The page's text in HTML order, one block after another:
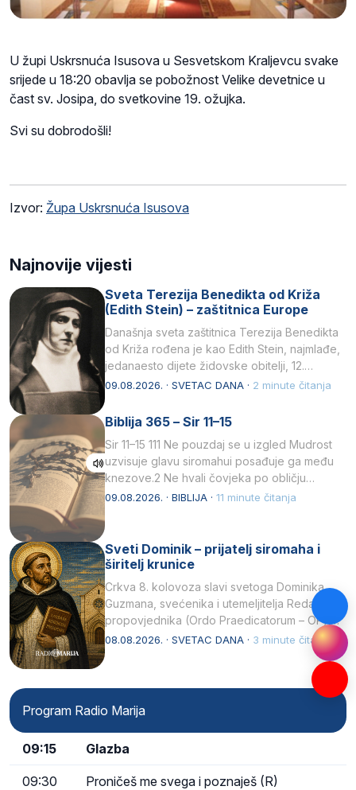
U župi Uskrsnuća Isusova u Sesvetskom Kraljevcu svake
srijede u 18:20 obavlja se pobožnost Velike devetnice u
čast sv. Josipa, do svetkovine 19. ožujka.
Svi su dobrodošli!
Izvor: Župa Uskrsnuća Isusova
Najnovije vijesti
Sveta Terezija Benedikta od Križa
(Edith Stein) – zaštitnica Europe
Današnja sveta zaštitnica Terezija Benedikta
od Križa rođena je kao Edith Stein, najmlađe,
jedanaesto dijete židovske obitelji, 12.
listopada 1891, u Wrocławu…
09.08.2026. · SVETAC DANA · 2 minute čitanja
Biblija 365 – Sir 11–15
Sir 11–15 111 Ne pouzdaj se u izgled Mudrost
uzvisuje glavu siromahui posađuje ga među
knezove.2 Ne hvali čovjeka po obličju
njegovui…
09.08.2026. · BIBLIJA · 11 minute čitanja
Sveti Dominik – prijatelj siromaha i
širitelj krunice
Crkva 8. kolovoza slavi svetoga Dominika
Guzmana, svećenika i utemeljitelja Reda
propovjednika (Ordo Praedicatorum – OP).
Svojim životom, dubokom ljubavlju prema
08.08.2026. · SVETAC DANA · 3 minute čitanja
Program Radio Marija
09:15 Glazba
09:30 Proničeš me svega i poznaješ (R)